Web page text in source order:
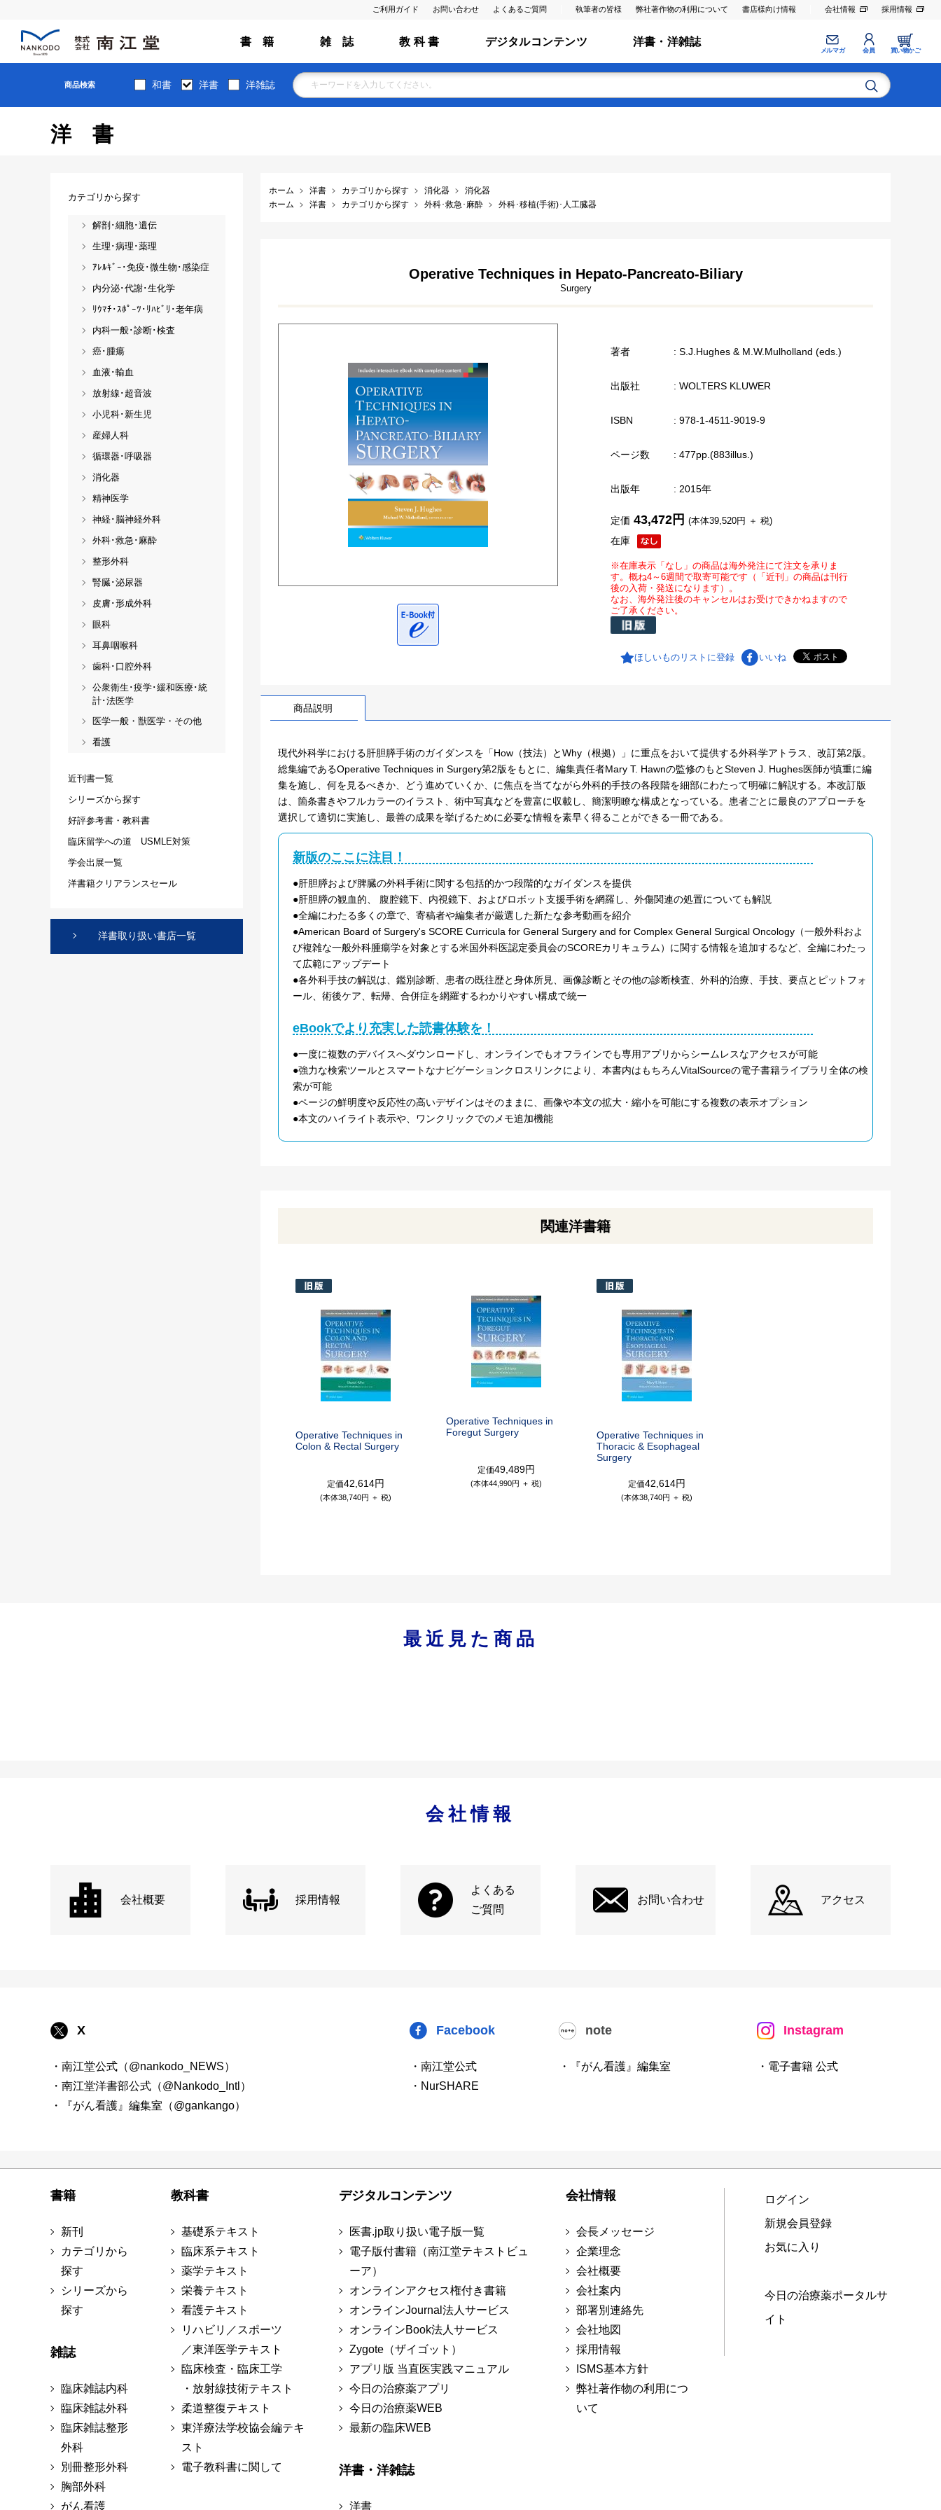
ご利用ガイド お問い合わせ よくあるご質問 執筆者の皆様 弊社著作物の利用について 書店様向け情報 会社情報 採用情報
書 籍 雑 誌 教 科 書 デジタルコンテンツ 洋書・洋雑誌
メルマガ 会員 買い物かご
商品検索 和書 洋書 洋雑誌
洋書
ホーム 洋書 カテゴリから探す 消化器
消化器
ホーム
洋書 カテゴリから探す 外科･救急･麻酔 外科･移植(手術)･人工臓器
Operative Techniques in Hepato-Pancreato-Biliary
Surgery
著者 : S.J.Hughes & M.W.Mulholland (eds.)
出版社 : WOLTERS KLUWER
ISBN : 978-1-4511-9019-9
ページ数 : 477pp.(883illus.)
出版年 : 2015年
在庫
定価 43,472円 (本体39,520円 ＋ 税)
※在庫表示「なし」の商品は海外発注にて注文を承りま
す。概ね4～6週間で取寄可能です（「近刊」の商品は刊行
後の入荷・発送になります）。
なお、海外発注後のキャンセルはお受けできかねますので
ご了承ください。
ほしいものリストに登録 いいね
商品説明
現代外科学における肝胆膵手術のガイダンスを「How（技法）とWhy（根拠）」に重点をおいて提供する外科学アトラス、改訂第2版。
総集編であるOperative Techniques in Surgery第2版をもとに、編集責任者Mary T. Hawnの監修のもとSteven J. Hughes医師が慎重に編
集を施し、何を見るべきか、どう進めていくか、に焦点を当てながら外科的手技の各段階を細部にわたって明確に解説する。本改訂版
は、箇条書きやフルカラーのイラスト、術中写真などを豊富に収載し、簡潔明瞭な構成となっている。患者ごとに最良のアプローチを
選択して適切に実施し、最善の成果を挙げるために必要な情報を素早く得ることができる一冊である。
新版のここに注目！
●肝胆膵および脾臓の外科手術に関する包括的かつ段階的なガイダンスを提供
●肝胆膵の観血的、 腹腔鏡下、内視鏡下、およびロボット支援手術を網羅し、外傷関連の処置についても解説
●全編にわたる多くの章で、寄稿者や編集者が厳選した新たな参考動画を紹介
●American Board of Surgery's SCORE Curricula for General Surgery and for Complex General Surgical Oncology（一般外科およ
び複雑な一般外科腫瘍学を対象とする米国外科医認定委員会のSCOREカリキュラム）に関する情報を追加するなど、全編にわたっ
て広範にアップデート
●各外科手技の解説は、鑑別診断、患者の既往歴と身体所見、画像診断とその他の診断検査、外科的治療、手技、要点とピットフォ
ール、術後ケア、転帰、合併症を網羅するわかりやすい構成で統一
eBookでより充実した読書体験を！
●一度に複数のデバイスへダウンロードし、オンラインでもオフラインでも専用アプリからシームレスなアクセスが可能
●強力な検索ツールとスマートなナビゲーションクロスリンクにより、本書内はもちろんVitalSourceの電子書籍ライブラリ全体の検
索が可能
●ページの鮮明度や反応性の高いデザインはそのままに、画像や本文の拡大・縮小を可能にする複数の表示オプション
●本文のハイライト表示や、ワンクリックでのメモ追加機能
関連洋書籍
Operative Techniques in
Colon & Rectal Surgery
定価42,614円
(本体38,740円 ＋ 税)
Operative Techniques in
Foregut Surgery
定価49,489円
(本体44,990円 ＋ 税)
Operative Techniques in
Thoracic & Esophageal
Surgery
定価42,614円
(本体38,740円 ＋ 税)
カテゴリから探す
解剖･細胞･遺伝
生理･病理･薬理
ｱﾚﾙｷﾞｰ･免疫･微生物･感染症
内分泌･代謝･生化学
ﾘｳﾏﾁ･ｽﾎﾟｰﾂ･ﾘﾊﾋﾞﾘ･老年病
内科一般･診断･検査
癌･腫瘍
血液･輸血
放射線･超音波
小児科･新生児
産婦人科
循環器･呼吸器
消化器
精神医学
神経･脳神経外科
外科･救急･麻酔
整形外科
腎臓･泌尿器
皮膚･形成外科
眼科
耳鼻咽喉科
歯科･口腔外科
公衆衛生･疫学･緩和医療･統
計･法医学
医学一般・獣医学・その他
看護
近刊書一覧
シリーズから探す
好評参考書・教科書
臨床留学への道 USMLE対策
学会出展一覧
洋書籍クリアランスセール
洋書取り扱い書店一覧
最近見た商品
会社情報
会社概要 採用情報
よくある
ご質問
お問い合わせ アクセス
X
・南江堂公式（@nankodo_NEWS）
・南江堂洋書部公式（@Nankodo_Intl）
・『がん看護』編集室（@gankango）
Facebook
・南江堂公式
・NurSHARE
note
・『がん看護』編集室
Instagram
・電子書籍 公式
書籍
新刊
カテゴリから
探す
シリーズから
探す
雑誌
臨床雑誌内科
臨床雑誌外科
臨床雑誌整形
外科
別冊整形外科
胸部外科
がん看護
教科書
基礎系テキスト
臨床系テキスト
薬学テキスト
栄養テキスト
看護テキスト
リハビリ／スポーツ
／東洋医学テキスト
臨床検査・臨床工学
・放射線技術テキスト
柔道整復テキスト
東洋療法学校協会編テキ
スト
電子教科書に関して
デジタルコンテンツ
医書.jp取り扱い電子版一覧
電子版付書籍（南江堂テキストビュ
ーア）
オンラインアクセス権付き書籍
オンラインJournal法人サービス
オンラインBook法人サービス
Zygote（ザイゴット）
アプリ版 当直医実践マニュアル
今日の治療薬アプリ
今日の治療薬WEB
最新の臨床WEB
洋書・洋雑誌
洋書
会社情報
会長メッセージ
企業理念
会社概要
会社案内
部署別連絡先
会社地図
採用情報
ISMS基本方針
弊社著作物の利用につ
いて
ログイン
新規会員登録
お気に入り
今日の治療薬ポータルサ
イト